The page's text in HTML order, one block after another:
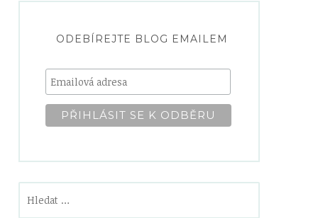
ODEBÍREJTE BLOG EMAILEM